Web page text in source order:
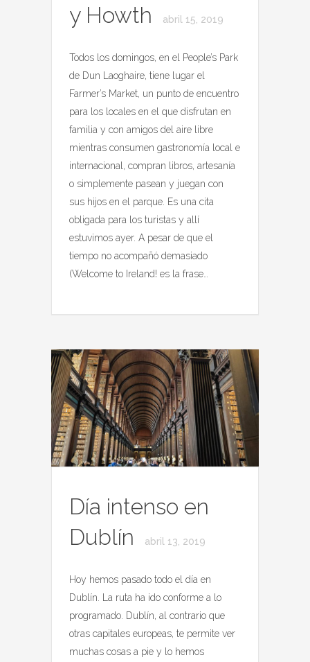
y Howth abril 15, 2019
Todos los domingos, en el People’s Park
de Dun Laoghaire, tiene lugar el
Farmer’s Market, un punto de encuentro
para los locales en el que disfrutan en
familia y con amigos del aire libre
mientras consumen gastronomía local e
internacional, compran libros, artesanía
o simplemente pasean y juegan con
sus hijos en el parque. Es una cita
obligada para los turistas y allí
estuvimos ayer. A pesar de que el
tiempo no acompañó demasiado
(Welcome to Ireland! es la frase…
Día intenso en
Dublín
abril 13, 2019
Hoy hemos pasado todo el día en
Dublín. La ruta ha ido conforme a lo
programado. Dublín, al contrario que
otras capitales europeas, te permite ver
muchas cosas a pie y lo hemos